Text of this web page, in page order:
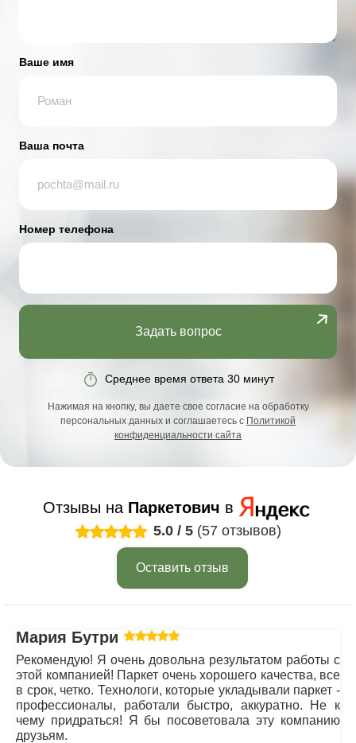
Ваше имя
Ваша почта
Номер телефона
Задать вопрос
Среднее время ответа 30 минут
Нажимая на кнопку, вы даете свое согласие на обработку
персональных данных и соглашаетесь с Политикой
конфиденциальности сайта
Отзывы на Паркетович в
5.0 / 5 (57 отзывов)
Оставить отзыв
Мария Бутрим
Рекомендую! Я очень довольна результатом работы с
этой компанией! Паркет очень хорошего качества, все
в срок, четко. Технологи, которые укладывали паркет -
профессионалы, работали быстро, аккуратно. Не к
чему придраться! Я бы посоветовала эту компанию
друзьям.